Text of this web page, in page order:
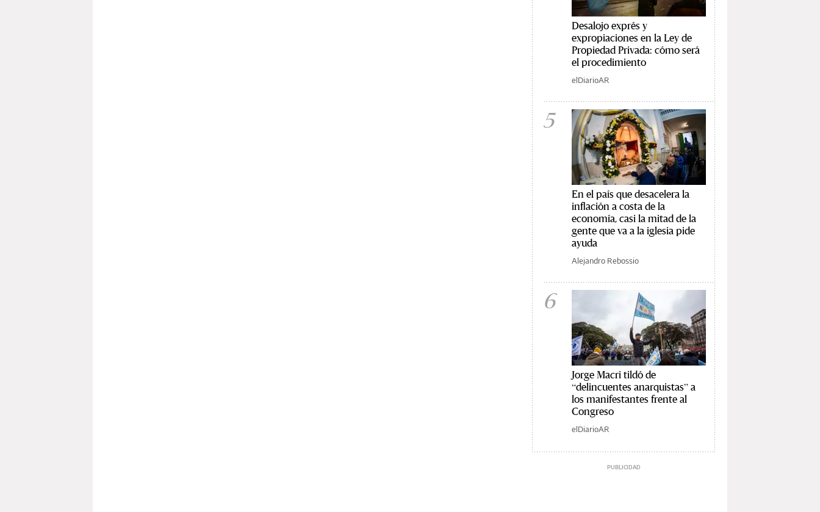
Desalojo exprés y
expropiaciones en la Ley de
Propiedad Privada: cómo será
el procedimiento
elDiarioAR
5
En el país que desacelera la
inflación a costa de la
economía, casi la mitad de la
gente que va a la iglesia pide
ayuda
Alejandro Rebossio
6
Jorge Macri tildó de
“delincuentes anarquistas” a
los manifestantes frente al
Congreso
elDiarioAR